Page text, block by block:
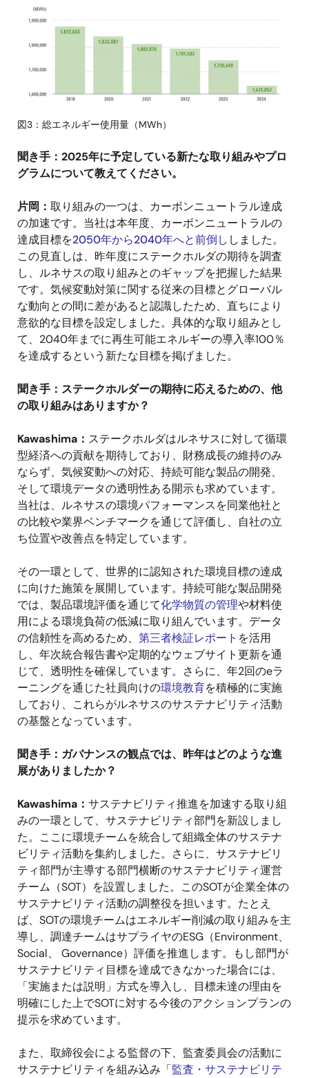
図3：総エネルギー使用量（MWh）
聞き手：2025年に予定している新たな取り組みやプロ
グラムについて教えてください。
片岡： 取り組みの一つは、カーボンニュートラル達成
の加速です。当社は本年度、カーボンニュートラルの
達成目標を2050年から2040年へと前倒し しました。
この見直しは、昨年度にステークホルダの期待を調査
し、ルネサスの取り組みとのギャップを把握した結果
です。気候変動対策に関する従来の目標とグローバル
な動向との間に差があると認識したため、直ちにより
意欲的な目標を設定しました。具体的な取り組みとし
て、2040年までに再生可能エネルギーの導入率100％
を達成するという新たな目標を掲げました。
聞き手：ステークホルダーの期待に応えるための、他
の取り組みはありますか？
Kawashima： ステークホルダはルネサスに対して循環
型経済への貢献を期待しており、財務成長の維持のみ
ならず、気候変動への対応、持続可能な製品の開発、
そして環境データの透明性ある開示も求めています。
当社は、ルネサスの環境パフォーマンスを同業他社と
の比較や業界ベンチマークを通じて評価し、自社の立
ち位置や改善点を特定しています。
その一環として、世界的に認知された環境目標の達成
に向けた施策を展開しています。持続可能な製品開発
では、製品環境評価を通じて化学物質の管理や材料使
用による環境負荷の低減に取り組んでいます。データ
の信頼性を高めるため、 第三者検証レポート を活用
し、年次統合報告書や定期的なウェブサイト更新を通
じて、透明性を確保しています。さらに、年2回のeラ
ーニングを通じた社員向けの環境教育を積極的に実施
しており、これらがルネサスのサステナビリティ活動
の基盤となっています。
聞き手：ガバナンスの観点では、昨年はどのような進
展がありましたか？
Kawashima： サステナビリティ推進を加速する取り組
みの一環として、サステナビリティ部門を新設しまし
た。ここに環境チームを統合して組織全体のサステナ
ビリティ活動を集約しました。さらに、サステナビリ
ティ部門が主導する部門横断のサステナビリティ運営
チーム（SOT）を設置しました。このSOTが企業全体の
サステナビリティ活動の調整役を担います。たとえ
ば、SOTの環境チームはエネルギー削減の取り組みを主
導し、調達チームはサプライヤのESG（Environment、
Social、 Governance）評価を推進します。もし部門が
サステナビリティ目標を達成できなかった場合には、
「実施または説明」方式を導入し、目標未達の理由を
明確にした上でSOTに対する今後のアクションプランの
提示を求めています。
また、取締役会による監督の下、監査委員会の活動に
サステナビリティを組み込み「監査・サステナビリテ